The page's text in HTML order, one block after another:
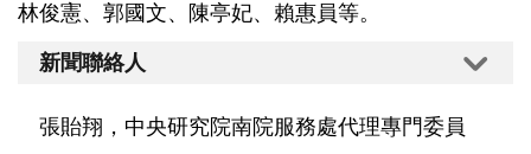
林俊憲、郭國文、陳亭妃、賴惠員等。
新聞聯絡人
張貽翔，中央研究院南院服務處代理專門委員